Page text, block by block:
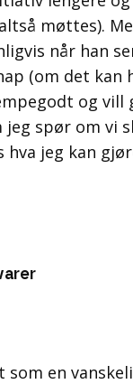
møttes).
når han
(om det kan
og vill
spør om vi
jeg kan
som en